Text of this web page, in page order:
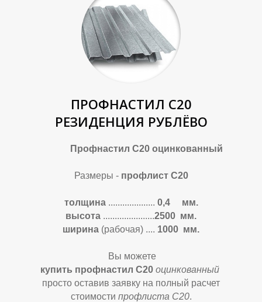
К
ПРОФНАСТИЛ С20
РЕЗИДЕНЦИЯ РУБЛЁВО
Профнастил С20 оцинкованный
Размеры - профлист С20
толщина .................... 0,4 мм.
высота ......................2500 мм.
ширина (рабочая) .... 1000 мм.
Вы можете
купить профнастил С20 оцинкованный
просто оставив заявку на полный расчет
стоимости профлиста С20.
К